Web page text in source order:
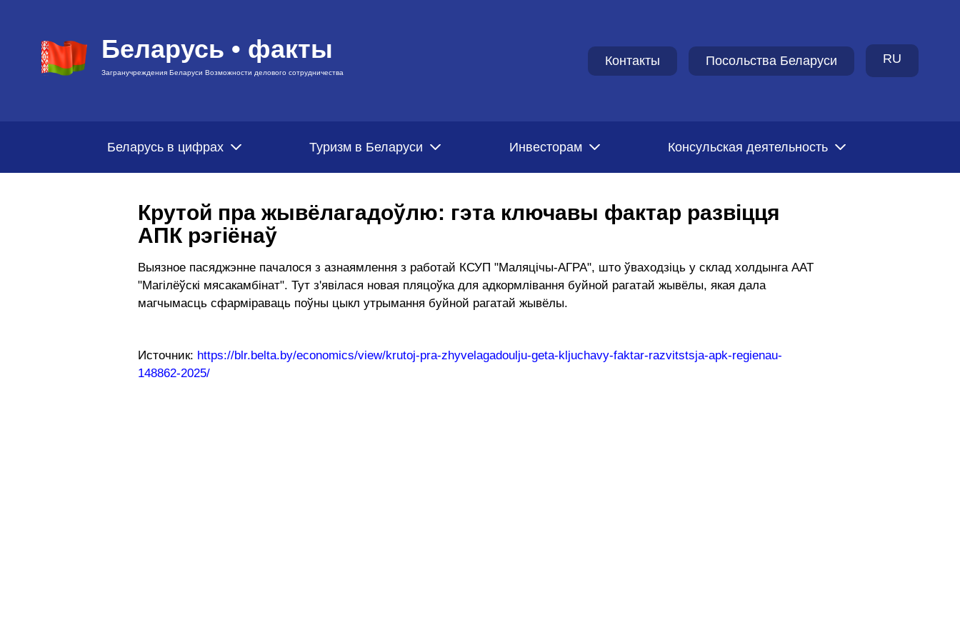
Беларусь • факты
Загранучреждения Беларуси Возможности делового сотрудничества
Контакты Посольства Беларуси RU
Беларусь в цифрах Туризм в Беларуси Инвесторам Консульская деятельность
Крутой пра жывёлагадоўлю: гэта ключавы фактар развіцця
АПК рэгіёнаў
Выязное пасяджэнне пачалося з азнаямлення з работай КСУП "Маляцічы-АГРА", што ўваходзіць у склад холдынга ААТ
"Магілёўскі мясакамбінат". Тут з'явілася новая пляцоўка для адкормлівання буйной рагатай жывёлы, якая дала
магчымасць сфарміраваць поўны цыкл утрымання буйной рагатай жывёлы.
Источник: https://blr.belta.by/economics/view/krutoj-pra-zhyvelagadoulju-geta-kljuchavy-faktar-razvitstsja-apk-regienau-
148862-2025/